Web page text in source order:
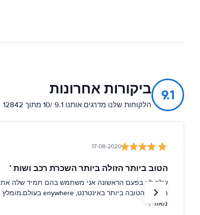
9.1 ביקורות אחרונות
הלקוחות שלנו מדרגים אותנו 9.1 /10 מתוך 12842
17-08-2020
הטוב ביותר הזולה ביותר השכרת רכב ושות '
שלה לא בפעם הראשונה אני משתמש בהם תמיד שלה את
העסקה הטובה ביותר באינטרנט, enywhere בעולם.מומלץ
מאוד .